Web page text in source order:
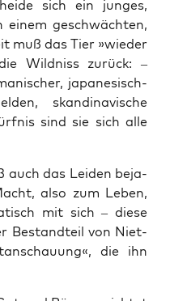
sich ein junges,
einem geschwächt­en,
muß das Tier »wieder
Wild­niss zurück: –
japan­esis­ch­
skan­di­navis­che
sind sie sich alle
auch das Lei­den beja­
also zum Leben,
mit sich – diese
Bestandteil von Niet­
die ihn